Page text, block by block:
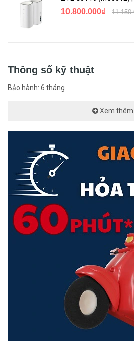
10.800.000₫
Thông số kỹ thuật
Bảo hành: 6 tháng
Xem thêm